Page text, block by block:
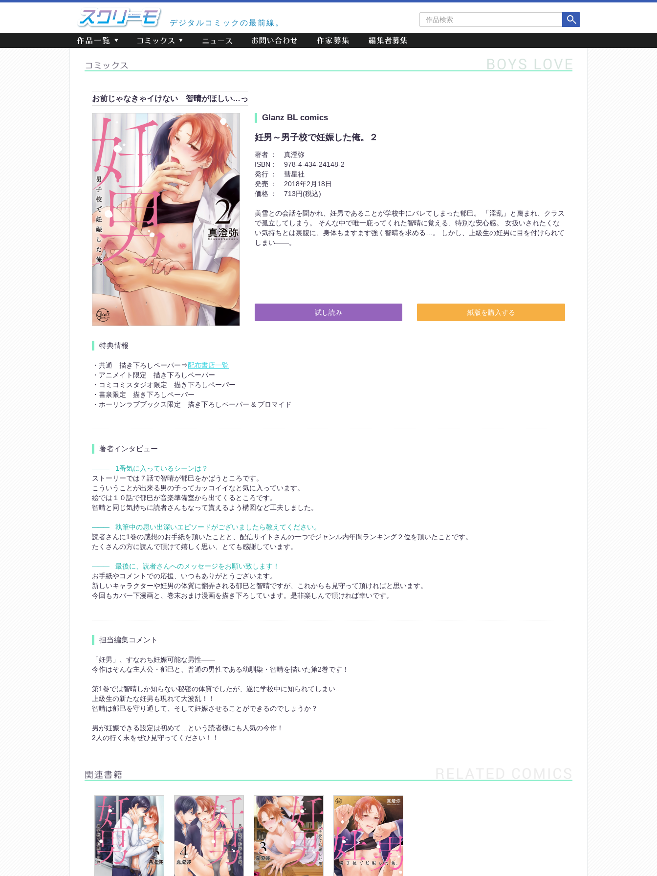
デジタルコミックの最前線。
品
お前じゃなきゃイけない 智晴がほしい…っ
Glanz BL comics
妊男～男子校で妊娠した俺。２
著者 ：
真澄弥
ISBN：
978-4-434-24148-2
発行 ：
彗星社
発売 ：
2018年2月18日
価格 ：
713円(税込)
美雪との会話を聞かれ、妊男であることが学校中にバレてしまった郁巳。 「淫乱」と蔑まれ、クラス
で孤立してしまう。 そんな中で唯一庇ってくれた智晴に覚える、特別な安心感。 女扱いされたくな
い気持ちとは裏腹に、身体もますます強く智晴を求める…。 しかし、上級生の妊男に目を付けられて
しまい――。
試し読み 紙版を購入する
特典情報
・共通 描き下ろしペーパー⇒配布書店一覧
・アニメイト限定 描き下ろしペーパー
・コミコミスタジオ限定 描き下ろしペーパー
・書泉限定 描き下ろしペーパー
・ホーリンラブブックス限定 描き下ろしペーパー & ブロマイド
著者インタビュー
―――1番気に入っているシーンは？
ストーリーでは７話で智晴が郁巳をかばうところです。
こういうことが出来る男の子ってカッコイイなと気に入っています。
絵では１０話で郁巳が音楽準備室から出てくるところです。
智晴と同じ気持ちに読者さんもなって貰えるよう構図など工夫しました。
―――執筆中の思い出深いエピソードがございましたら教えてください。
読者さんに1巻の感想のお手紙を頂いたことと、配信サイトさんの一つでジャンル内年間ランキング２位を頂いたことです。
たくさんの方に読んで頂けて嬉しく思い、とても感謝しています。
―――最後に、読者さんへのメッセージをお願い致します！
お手紙やコメントでの応援、いつもありがとうございます。
新しいキャラクターや妊男の体質に翻弄される郁巳と智晴ですが、これからも見守って頂ければと思います。
今回もカバー下漫画と、巻末おまけ漫画を描き下ろしています。是非楽しんで頂ければ幸いです。
担当編集コメント
「妊男」、すなわち妊娠可能な男性――
今作はそんな主人公・郁巳と、普通の男性である幼馴染・智晴を描いた第2巻です！
第1巻では智晴しか知らない秘密の体質でしたが、遂に学校中に知られてしまい…
上級生の新たな妊男も現れて大波乱！！
智晴は郁巳を守り通して、そして妊娠させることができるのでしょうか？
男が妊娠できる設定は初めて…という読者様にも人気の今作！
2人の行く末をぜひ見守ってください！！